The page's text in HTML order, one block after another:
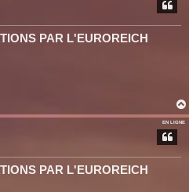
PAR L'EUROREICH
EN LIGNE
PAR L'EUROREICH